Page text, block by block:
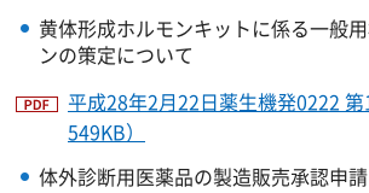
黄体形成ホルモンキットに係る一般
ンの策定について
平成28年2月22日薬生機発0222 第
549KB）
体外診断用医薬品の製造販売承認申